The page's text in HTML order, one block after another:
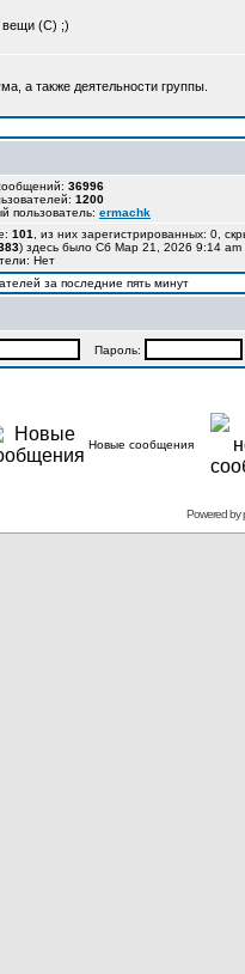
(C) ;)
а также деятельности группы.
36996
1200
пользователь: ermachk
101
, из них зарегистрированных: 0,
) здесь было Сб Мар 21, 2026 9:14 am
Нет
за последние пять минут
Пароль:
Новые сообщения
Powered by